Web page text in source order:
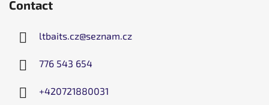
Contact
ltbaits.cz@seznam.cz
776 543 654
+420721880031